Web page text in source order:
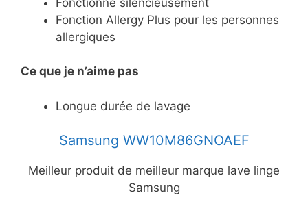
Fonction Allergy Plus pour les personnes
allergiques
Ce que je n’aime pas
Longue durée de lavage
Samsung WW10M86GNOAEF
Meilleur produit de meilleur marque lave linge
Samsung